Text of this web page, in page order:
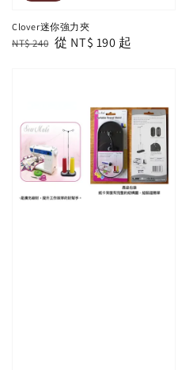
Clover迷你強力夾
Regular
NT$ 240 Sale
從 NT$ 190 起